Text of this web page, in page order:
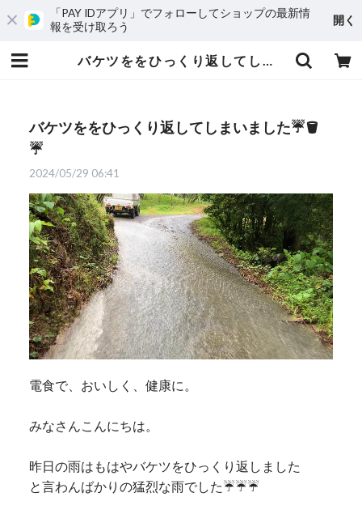
「PAY IDアプリ」でフォローしてショップの最新情
報を受け取ろう
開く
バケツををひっくり返してしまいました☔️🪣☔️ | 愛媛発の自然食品店 電子食品流通研究所オンラインストア｜電食で、おいしく、健康に
バケツををひっくり返してしまいました☔️🪣
☔️
2024/05/29 06:41
電食で、おいしく、健康に。
みなさんこんにちは。
昨日の雨はもはやバケツをひっくり返しました
と言わんばかりの猛烈な雨でした☔️☔️☔️